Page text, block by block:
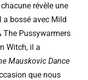
révèle une
a bossé avec Mild
The Pussywarmers
Witch, il a
Mauskovic Dance
que nous